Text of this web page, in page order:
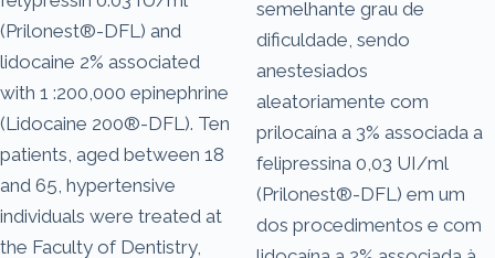
(Prilonest®-DFL) and
lidocaine 2% associated
with 1 :200,000 epinephrine
(Lidocaine 200®-DFL). Ten
patients, aged between 18
and 65, hypertensive
individuals were treated at
the Faculty of Dentistry,
semelhante grau de
dificuldade, sendo
anestesiados
aleatoriamente com
prilocaína a 3% associada a
felipressina 0,03 UI/ml
(Prilonest®-DFL) em um
dos procedimentos e com